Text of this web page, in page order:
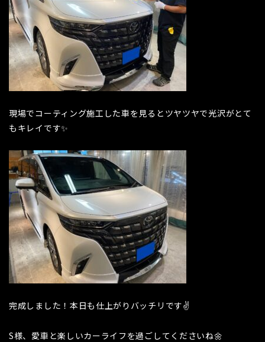
現場でコーティング施工した車を見るとツヤツヤで光沢がとて
もキレイです✨
完成しました！本日も仕上がりバッチリです✌
S様、愛車と楽しいカーライフを過ごしてくださいね🌼